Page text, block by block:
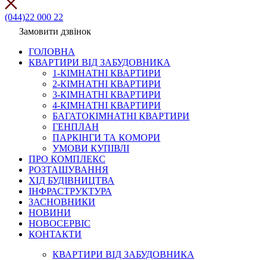
(044)22 000 22
Замовити дзвінок
ГОЛОВНА
КВАРТИРИ ВІД ЗАБУДОВНИКА
1-КІМНАТНІ КВАРТИРИ
2-КІМНАТНІ КВАРТИРИ
3-КІМНАТНІ КВАРТИРИ
4-КІМНАТНІ КВАРТИРИ
БАГАТОКІМНАТНІ КВАРТИРИ
ГЕНПЛАН
ПАРКІНГИ ТА КОМОРИ
УМОВИ КУПІВЛІ
ПРО КОМПЛЕКС
РОЗТАШУВАННЯ
ХІД БУДІВНИЦТВА
ІНФРАСТРУКТУРА
ЗАСНОВНИКИ
НОВИНИ
НОВОСЕРВІС
КОНТАКТИ
КВАРТИРИ ВІД ЗАБУДОВНИКА